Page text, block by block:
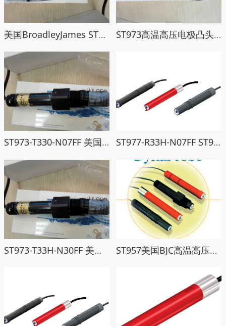
美国BroadleyJames ST873高温高压电极凸头带Pt 1000温补和9米线 ST973高温高压电极凸头带Pt 1000温补和2米线
ST973-T330-N07FF 美国BroadleyJames ST973高温高压电极凸头带接地线 ST977-R33H-N07FF ST977电极美国Broadley James高温高压pH电极带Pt1000温补
ST973-T33H-N30FF 美国BroadleyJames ST973高温高压电极凸头带Pt 1000温补和9米线 ST957美国BJC高温高压电极带Pt1000温补